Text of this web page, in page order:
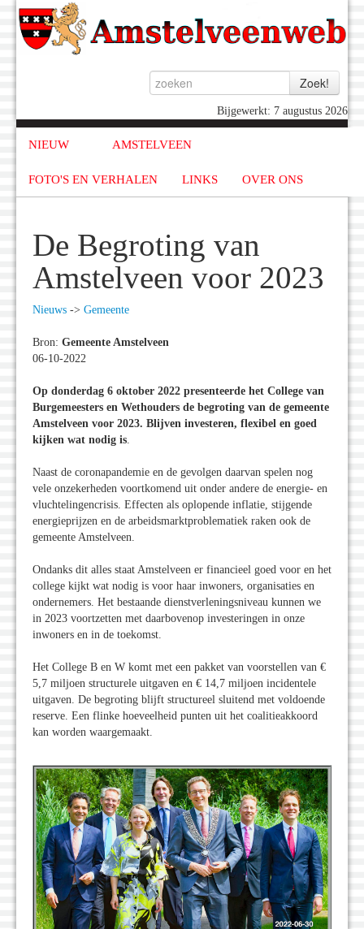
Bijgewerkt: 7 augustus 2026
NIEUW AMSTELVEEN
FOTO'S EN VERHALEN LINKS OVER ONS
De Begroting van
Amstelveen voor 2023
Nieuws -> Gemeente
Bron: Gemeente Amstelveen
06-10-2022
Op donderdag 6 oktober 2022 presenteerde het College van
Burgemeesters en Wethouders de begroting van de gemeente
Amstelveen voor 2023. Blijven investeren, flexibel en goed
kijken wat nodig is.
Naast de coronapandemie en de gevolgen daarvan spelen nog
vele onzekerheden voortkomend uit onder andere de energie- en
vluchtelingencrisis. Effecten als oplopende inflatie, stijgende
energieprijzen en de arbeidsmarktproblematiek raken ook de
gemeente Amstelveen.
Ondanks dit alles staat Amstelveen er financieel goed voor en het
college kijkt wat nodig is voor haar inwoners, organisaties en
ondernemers. Het bestaande dienstverleningsniveau kunnen we
in 2023 voortzetten met daarbovenop investeringen in onze
inwoners en in de toekomst.
Het College B en W komt met een pakket van voorstellen van €
5,7 miljoen structurele uitgaven en € 14,7 miljoen incidentele
uitgaven. De begroting blijft structureel sluitend met voldoende
reserve. Een flinke hoeveelheid punten uit het coalitieakkoord
kan worden waargemaakt.